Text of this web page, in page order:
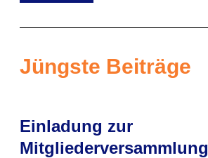
Jüngste Beiträge
Einladung zur
Mitgliederversammlung